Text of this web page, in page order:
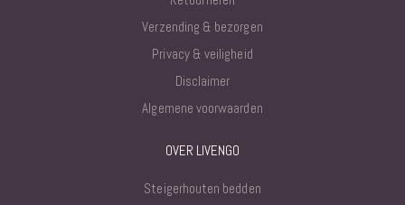
Verzending & bezorgen
Privacy & veiligheid
Disclaimer
Algemene voorwaarden
OVER LIVENGO
Steigerhouten bedden